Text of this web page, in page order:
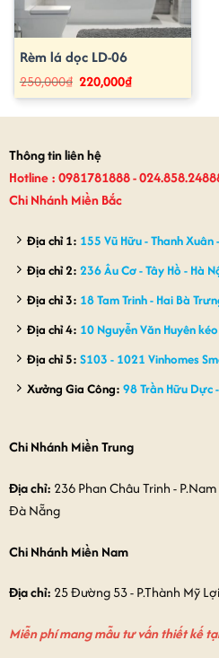
Rèm lá dọc LD-06
250,000₫ Giá
gốc
là:
250,000₫.
220,000₫Giá
hiện
tại
là:
Thông tin liên hệ
Hotline : 0981781888 -
Chi Nhánh Miền Bắc
Địa chỉ 1: 155 Vũ Hữu - Thanh Xuân
Địa chỉ 2: 236 Âu Cơ - Tây Hồ - Hà
Địa chỉ 3: 18 Tam Trinh - Hai Bà
Địa chỉ 4: 10 Nguyễn Văn Huyên
Địa chỉ 5: S103 - 1021 Vinhomes
Xưởng Gia Công: 98 Trần Hữu Dực
Chi Nhánh Miền Trung
Địa chỉ: 236 Phan Châu Trinh -
Đà Nẵng
Chi Nhánh Miền Nam
Địa chỉ: 25 Đường 53 - P.Thành Mỹ
Miễn phí mang mẫu tư vấn thiết kế